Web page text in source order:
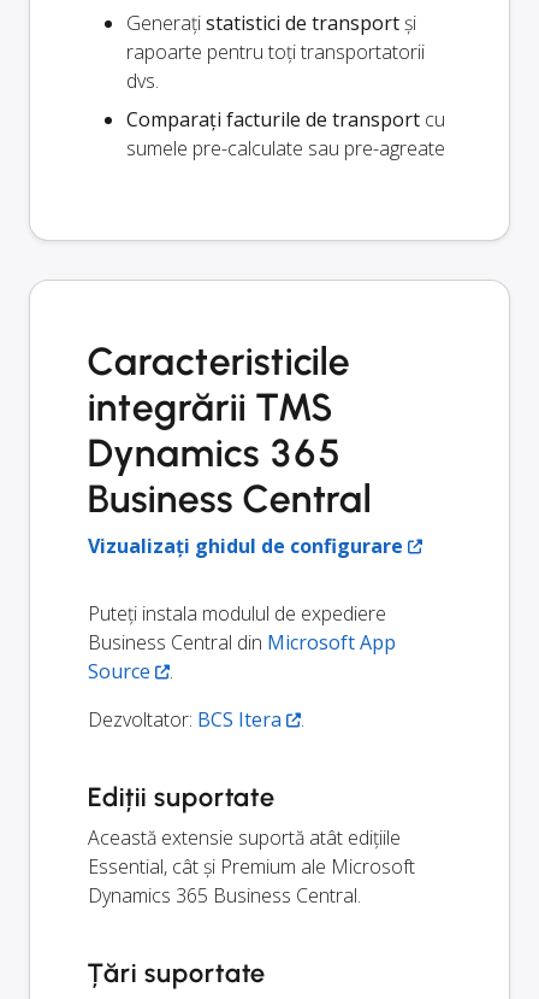
Generațistatistici de transportși
rapoarte pentru toți transportatorii
dvs.
Comparați facturile de transport cu
sumele pre-calculate sau pre-agreate
Caracteristicile
integrării TMS
Dynamics 365
Business Central
Vizualizați ghidul de configurare
Puteți instala modulul de expediere
Business Central din Microsoft App
Source
.
Dezvoltator: BCS Itera .
Ediții suportate
Această extensie suportă atât edițiile
Essential, cât și Premium ale Microsoft
Dynamics 365 Business Central.
Țări suportate